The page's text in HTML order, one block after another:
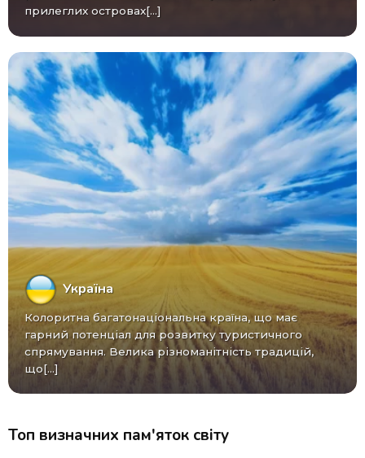
прилеглих островах[...]
Україна
Колоритна багатонаціональна країна, що має
гарний потенціал для розвитку туристичного
спрямування. Велика різноманітність традицій,
що[...]
Топ визначних пам'яток світу